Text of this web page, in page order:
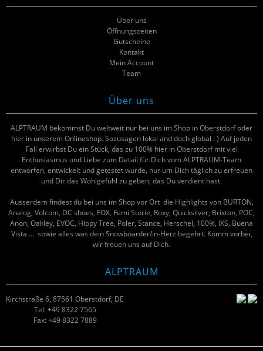
Über uns
Öffnungszeiten
Gutscheine
Kontakt
Mein Account
Team
Über uns
ALPTRAUM bekommst Du weltweit nur bei uns im Shop in Oberstdorf oder
hier in unserem Onlineshop. Sozusagen lokal and doch global : ) Auf jeden
Fall erwirbst Du ein Stück, das zu 100% hier in Oberstdorf mit viel
Enthusiasmus und Liebe zum Detail für Dich vom ALPTRAUM-Team
entworfen, entwickelt und getestet wurde, nur um Dich täglich zu erfreuen
und Dir das Wohlgefühl zu geben, das Du verdient hast.
Ausserdem findest du bei uns im Shop vor Ort die Highlights von BURTON,
Analog, Volcom, DC shoes, FOX, Femi Storie, Roxy, Quicksilver, Brixton, POC,
Anon, Oakley, EVOC, Hippy Tree, Poler, Stance, Herschel, 100%, IXS, Buena
Vista … sowie alles was dein Snowboarder/in-Herz begehrt. Komm vorbei,
wir freuen uns auf Dich.
ALPTRAUM
Kirchstraße 6, 87561 Oberstdorf, DE
Tel: +49 8322 7565
Fax: +49 8322 7889